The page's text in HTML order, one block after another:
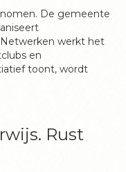
De gemeente
werkt het
en
toont, wordt
Rust